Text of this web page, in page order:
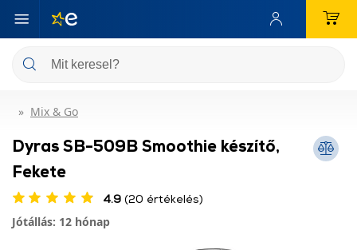
Mix & Go
Dyras SB-509B Smoothie készítő,
Fekete
4.9 (20 értékelés)
Jótállás: 12 hónap